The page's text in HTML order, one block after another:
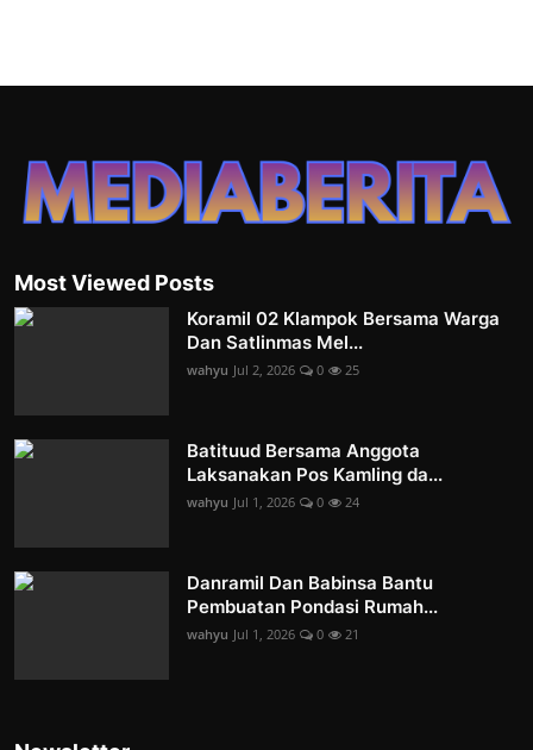
Most Viewed Posts
Koramil 02 Klampok Bersama Warga
Dan Satlinmas Mel...
wahyu Jul 2, 2026 0 25
Batituud Bersama Anggota
Laksanakan Pos Kamling da...
wahyu Jul 1, 2026 0 24
Danramil Dan Babinsa Bantu
Pembuatan Pondasi Rumah...
wahyu Jul 1, 2026 0 21